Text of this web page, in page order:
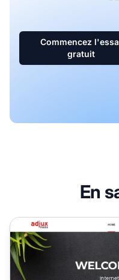
Commencez
gratuit
En
Programme d'affiliation